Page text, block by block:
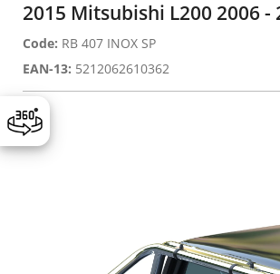
2015 Mitsubishi L200 2006 -
Code: RB 407 INOX SP
EAN-13: 5212062610362